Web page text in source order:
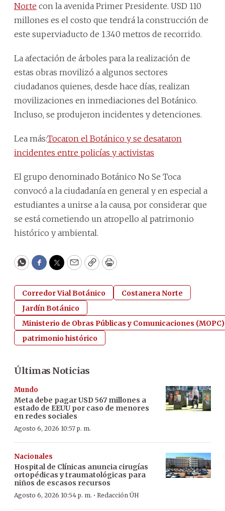
Norte con la avenida Primer Presidente. USD 110
millones es el costo que tendrá la construcción de
este superviaducto de 1.340 metros de recorrido.
La afectación de árboles para la realización de
estas obras movilizó a algunos sectores
ciudadanos quienes, desde hace días, realizan
movilizaciones en inmediaciones del Botánico.
Incluso, se produjeron incidentes y detenciones.
Lea más:Tocaron el Botánico y se desataron
incidentes entre policías y activistas
El grupo denominado Botánico No Se Toca
convocó a la ciudadanía en general y en especial a
estudiantes a unirse a la causa, por considerar que
se está cometiendo un atropello al patrimonio
histórico y ambiental.
WhatsApp
Facebook
Twitter
EmailCopyPrint
Corredor Vial Botánico
Costanera Norte
Jardín Botánico
Ministerio de Obras Públicas y Comunicaciones (MOPC)
patrimonio histórico
Últimas Noticias
Mundo
Meta debe pagar USD 567 millones a
estado de EEUU por caso de menores
en redes sociales
Agosto 6, 2026 10:57 p. m.
Nacionales
Hospital de Clínicas anuncia cirugías
ortopédicas y traumatológicas para
niños de escasos recursos
Agosto 6, 2026 10:54 p. m. · Redacción ÚH